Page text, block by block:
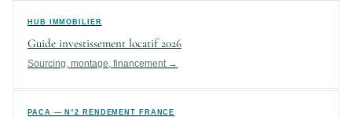
HUB IMMOBILIER
Guide investissement locatif 2026
Sourcing, montage, financement →
PACA — N°2 RENDEMENT FRANCE